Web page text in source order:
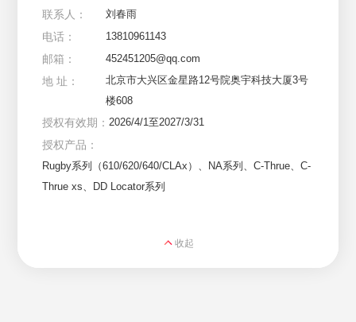
联系人： 刘春雨
电话： 13810961143
邮箱： 452451205@qq.com
地 址：
北京市大兴区金星路12号院奥宇科技大厦3号
楼608
授权有效期：2026/4/1至2027/3/31
授权产品：
Rugby系列（610/620/640/CLAx）、NA系列、C-Thrue、C-
Thrue xs、DD Locator系列
收起